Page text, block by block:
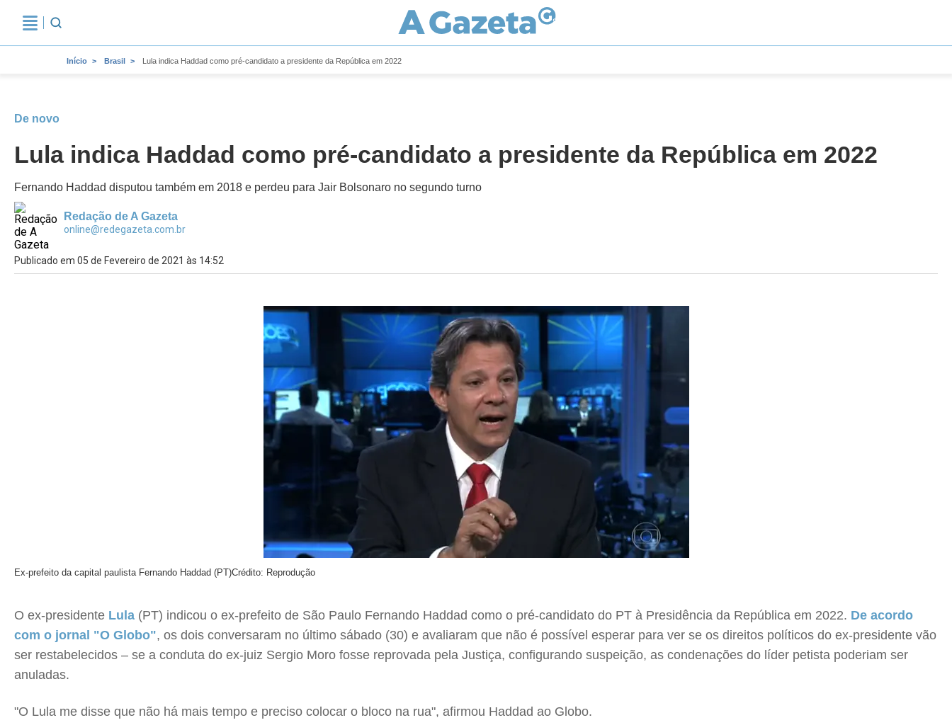
Início Brasil Lula indica Haddad como pré-candidato a presidente da República em 2022
De novo
Lula indica Haddad como pré-candidato a presidente da República em 2022
Fernando Haddad disputou também em 2018 e perdeu para Jair Bolsonaro no segundo turno
Redação de A Gazeta
online@redegazeta.com.br
Publicado em 05 de Fevereiro de 2021 às 14:52
Ex-prefeito da capital paulista Fernando Haddad (PT)Crédito: Reprodução
O ex-presidente Lula (PT) indicou o ex-prefeito de São Paulo Fernando Haddad como o pré-candidato do PT à Presidência da República em 2022. De acordo
com o jornal "O Globo", os dois conversaram no último sábado (30) e avaliaram que não é possível esperar para ver se os direitos políticos do ex-presidente vão
ser restabelecidos – se a conduta do ex-juiz Sergio Moro fosse reprovada pela Justiça, configurando suspeição, as condenações do líder petista poderiam ser
anuladas.
"O Lula me disse que não há mais tempo e preciso colocar o bloco na rua", afirmou Haddad ao Globo.